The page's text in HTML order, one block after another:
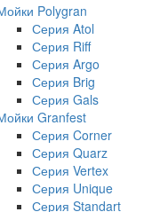
Polygran
Серия Atol
Серия Riff
Серия Argo
Серия Brig
Серия Gals
Granfest
Серия Corner
Серия Quarz
Серия Vertex
Серия Unique
Серия Standart